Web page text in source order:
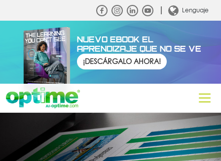
Lenguaje
NUEVO EBOOK EL
APRENDIZAJE QUE NO SE VE
¡DESCÁRGALO AHORA!